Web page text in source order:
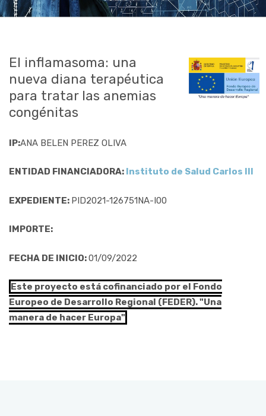
RRHH
ACCESO PERSONAL
El inflamasoma: una
nueva diana terapéutica
para tratar las anemias
congénitas
IP:ANA BELEN PEREZ OLIVA
ENTIDAD FINANCIADORA: Instituto de Salud Carlos III
EXPEDIENTE: PID2021-126751NA-I00
IMPORTE:
FECHA DE INICIO:01/09/2022
Este proyecto está cofinanciado por el Fondo
Europeo de Desarrollo Regional (FEDER). "Una
manera de hacer Europa"